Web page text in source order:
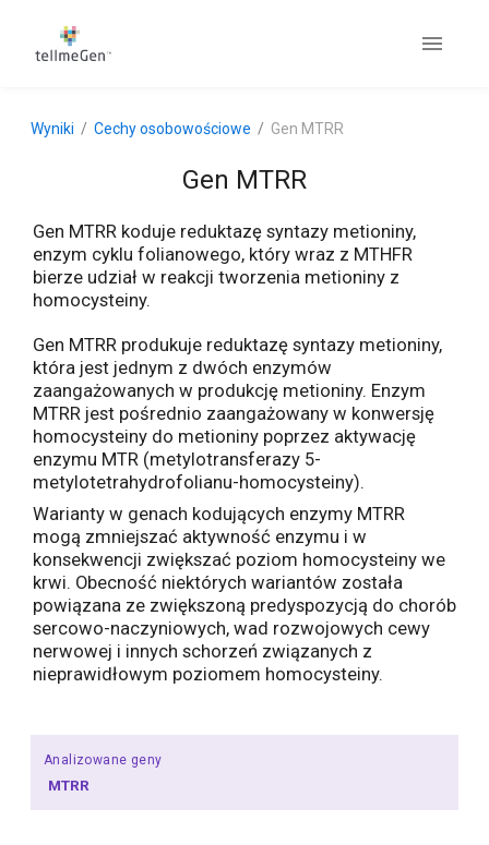
Wyniki Cechy osobowościowe Gen MTRR
Gen MTRR
Gen MTRR koduje reduktazę syntazy metioniny,
enzym cyklu folianowego, który wraz z MTHFR
bierze udział w reakcji tworzenia metioniny z
homocysteiny.
Gen MTRR produkuje reduktazę syntazy metioniny,
która jest jednym z dwóch enzymów
zaangażowanych w produkcję metioniny. Enzym
MTRR jest pośrednio zaangażowany w konwersję
homocysteiny do metioniny poprzez aktywację
enzymu MTR (metylotransferazy 5-
metylotetrahydrofolianu-homocysteiny).
Warianty w genach kodujących enzymy MTRR
mogą zmniejszać aktywność enzymu i w
konsekwencji zwiększać poziom homocysteiny we
krwi. Obecność niektórych wariantów została
powiązana ze zwiększoną predyspozycją do chorób
sercowo-naczyniowych, wad rozwojowych cewy
nerwowej i innych schorzeń związanych z
nieprawidłowym poziomem homocysteiny.
Analizowane geny
MTRR